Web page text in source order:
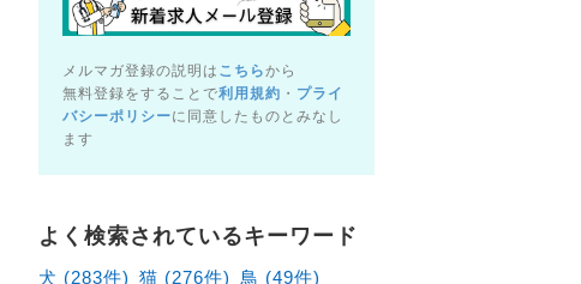
動物病院（北海道札幌市東区）の獣医師×アルバイト・パート
北海道札幌市東区
時給1,880円～
メルマガ登録の説明は こちらから
無料登録をすることで利用規約 ・ プライ
バシーポリシーに同意したものとみなし
ます
よく検索されているキーワード
犬 (283件) 猫 (276件)
鳥 (49件)